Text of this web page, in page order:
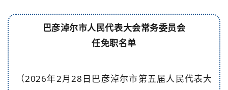
巴彦淖尔市人民代表大会常务委员会
任免职名单
（2026年2月28日 巴彦淖尔市第五届人民代表大